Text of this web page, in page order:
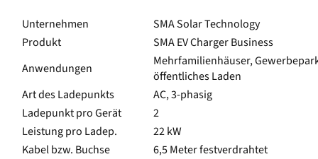
Unternehmen
SMA Solar Technology
Produkt
SMA EV Charger Business
Anwendungen
Mehrfamilienhäuser,
öffentliches Laden
Art des Ladepunkts
AC, 3-phasig
Ladepunkt pro Gerät
2
Leistung pro Ladep.
22 kW
Kabel bzw. Buchse
6,5 Meter festverdrahtet